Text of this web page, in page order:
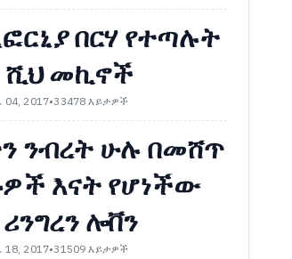
በርሃ የተጣሉት
ሺህ መኪኖች
2017•33478 እይታዎች
ንብረት ሁሉ በመሸጥ
እናት የሆነችው
ሎቨን
2017•31509 እይታዎች